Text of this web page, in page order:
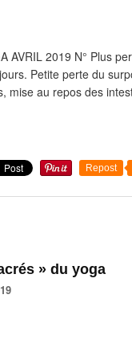
AVRIL 2019 N° Plus
Petite perte du
mise au repos des
Repost
» du yoga